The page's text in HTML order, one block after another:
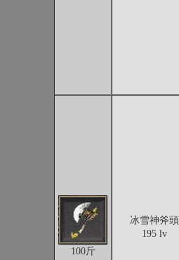
100斤
冰雪神斧頭
195 lv